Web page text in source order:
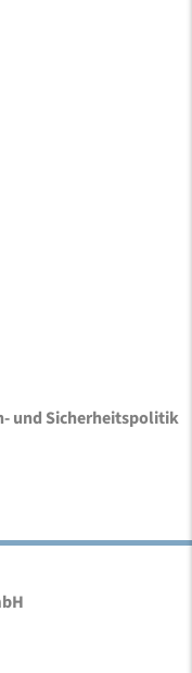
und Sicherheitspolitik